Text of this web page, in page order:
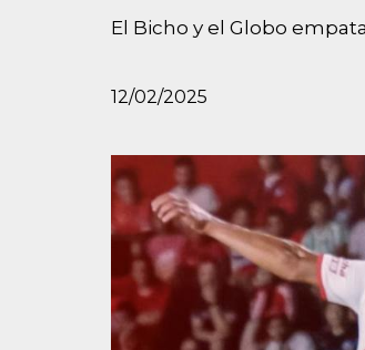
El Bicho y el Globo
12/02/2025